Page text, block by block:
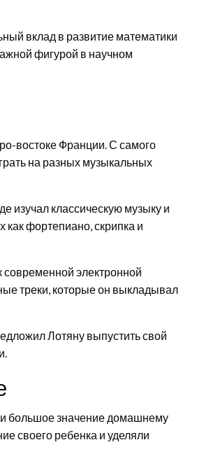
вклад в развитие математики
фигурой в научном
востоке Франции. С самого
на разных музыкальных
изучал классическую музыку и
фортепиано, скрипка и
современной электронной
треки, которые он выкладывал
Лотяну выпустить свой
большое значение домашнему
своего ребенка и уделяли